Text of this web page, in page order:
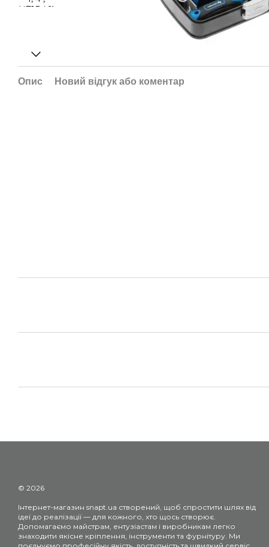
Опис Новий відгук або коментар
© 2026
Інтернет-магазин snapt.ua створений, щоб спростити шлях від
ідеї до реалізації — для кожного, хто щось створює.
Допомагаємо майстрам, ентузіастам і виробникам легко
знаходити якісне кріплення, інструменти та фурнітуру. Ми